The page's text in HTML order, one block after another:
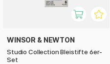
WINSOR & NEWTON
Studio Collection Bleistifte 6er-
Set